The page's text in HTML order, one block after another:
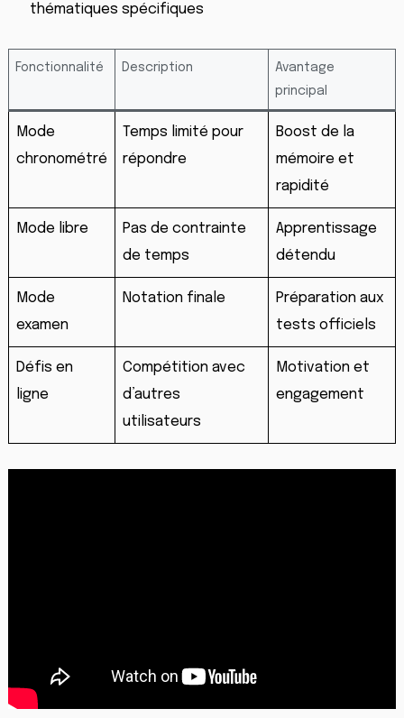
thématiques spécifiques
Fonctionnalité Description
Avantage
principal
Mode
chronométré
Temps limité pour
répondre
Boost de la
mémoire et
rapidité
Mode libre
Pas de contrainte
de temps
Apprentissage
détendu
Mode
examen
Notation finale
Préparation aux
tests officiels
Défis en
ligne
Compétition avec
d’autres
utilisateurs
Motivation et
engagement